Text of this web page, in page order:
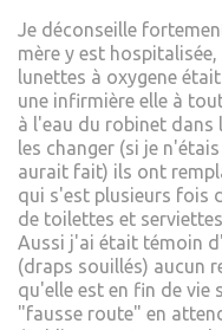
Je déconseille
mère y est
lunettes à oxygene
une infirmière elle à
à l'eau du robinet dans
les changer (si je
aurait fait) ils ont
qui s'est plusieurs fois
de toilettes et
Aussi j'ai était témoin
(draps souillés) aucun
qu'elle est en fin de vie
"fausse route" en